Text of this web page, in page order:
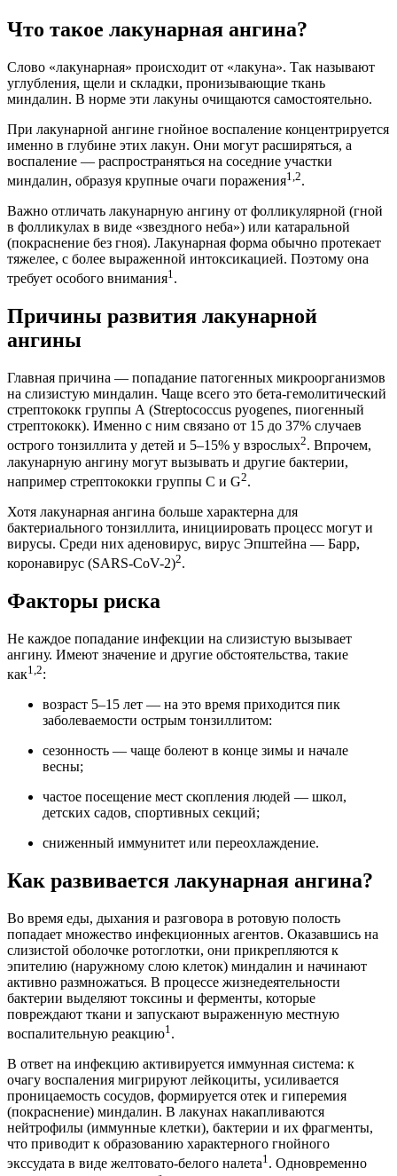
Что такое лакунарная ангина?
Слово «лакунарная» происходит от «лакуна». Так называют
углубления, щели и складки, пронизывающие ткань
миндалин. В норме эти лакуны очищаются самостоятельно.
При лакунарной ангине гнойное воспаление концентрируется
именно в глубине этих лакун. Они могут расширяться, а
воспаление — распространяться на соседние участки
миндалин, образуя крупные очаги поражения1,2.
Важно отличать лакунарную ангину от фолликулярной (гной
в фолликулах в виде «звездного неба») или катаральной
(покраснение без гноя). Лакунарная форма обычно протекает
тяжелее, с более выраженной интоксикацией. Поэтому она
требует особого внимания1.
Причины развития лакунарной
ангины
Главная причина — попадание патогенных микроорганизмов
на слизистую миндалин. Чаще всего это бета-гемолитический
стрептококк группы А (Streptococcus pyogenes, пиогенный
стрептококк). Именно с ним связано от 15 до 37% случаев
острого тонзиллита у детей и 5–15% у взрослых2. Впрочем,
лакунарную ангину могут вызывать и другие бактерии,
например стрептококки группы C и G2.
Хотя лакунарная ангина больше характерна для
бактериального тонзиллита, инициировать процесс могут и
вирусы. Среди них аденовирус, вирус Эпштейна — Барр,
коронавирус (SARS-CoV-2)2.
Факторы риска
Не каждое попадание инфекции на слизистую вызывает
ангину. Имеют значение и другие обстоятельства, такие
как1,2:
возраст 5–15 лет — на это время приходится пик
заболеваемости острым тонзиллитом:
сезонность — чаще болеют в конце зимы и начале
весны;
частое посещение мест скопления людей — школ,
детских садов, спортивных секций;
сниженный иммунитет или переохлаждение.
Как развивается лакунарная ангина?
Во время еды, дыхания и разговора в ротовую полость
попадает множество инфекционных агентов. Оказавшись на
слизистой оболочке ротоглотки, они прикрепляются к
эпителию (наружному слою клеток) миндалин и начинают
активно размножаться. В процессе жизнедеятельности
бактерии выделяют токсины и ферменты, которые
повреждают ткани и запускают выраженную местную
воспалительную реакцию1.
В ответ на инфекцию активируется иммунная система: к
очагу воспаления мигрируют лейкоциты, усиливается
проницаемость сосудов, формируется отек и гиперемия
(покраснение) миндалин. В лакунах накапливаются
нейтрофилы (иммунные клетки), бактерии и их фрагменты,
что приводит к образованию характерного гнойного
экссудата в виде желтовато-белого налета1. Одновременно